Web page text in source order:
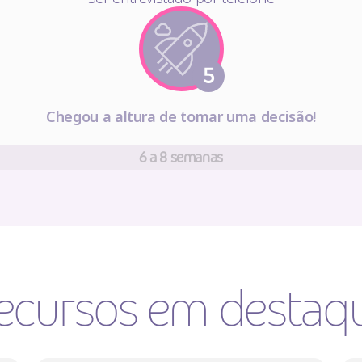
Chegou a altura de tomar uma decisão!
6 a 8 semanas
em